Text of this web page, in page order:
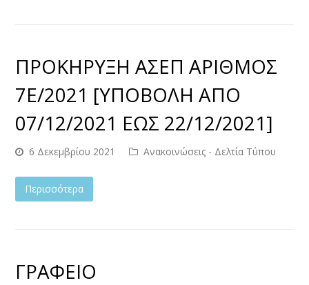
ΠΡΟΚΗΡΥΞΗ ΑΣΕΠ ΑΡΙΘΜΟΣ
7Ε/2021 [ΥΠΟΒΟΛΗ ΑΠΟ
07/12/2021 ΕΩΣ 22/12/2021]
6 Δεκεμβρίου 2021 Ανακοινώσεις - Δελτία Τύπου
Περισσότερα
ΓΡΑΦΕΙΟ